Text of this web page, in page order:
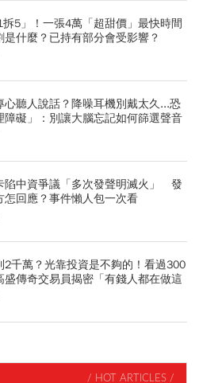
5」！一張4萬「超甜價」最快時間
什麼？已持有部分會受影響？
心聽人說話？降噪耳機別戴太久...恐
障礙」：別讓大腦忘記如何篩選聲音
陷中資爭議「多次發聲明滅火」 發
怎回應？事件懶人包一次看
2千萬？光靠投資是不夠的！看過300
盛傳奇交易員揭密「有錢人都在做這
/ HOT ARTICLES /